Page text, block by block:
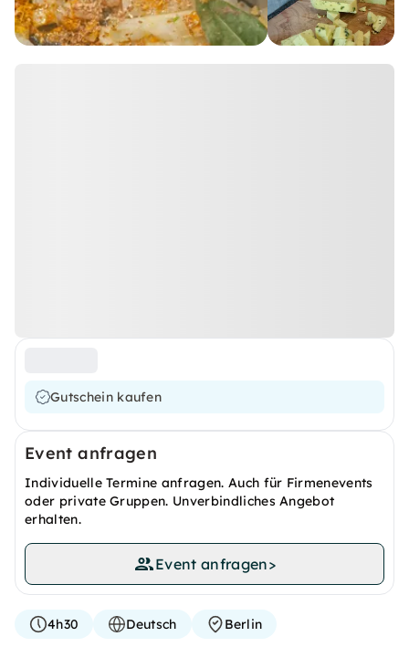
Gutschein kaufen
Event anfragen
Individuelle Termine anfragen. Auch für Firmenevents
oder private Gruppen. Unverbindliches Angebot
erhalten.
Event anfragen>
4h30 Deutsch Berlin